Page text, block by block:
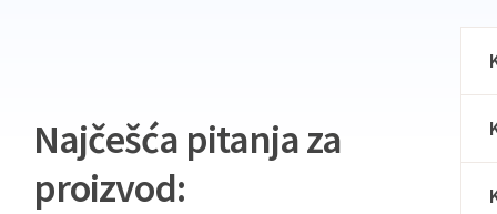
Najčešća pitanja za
proizvod: